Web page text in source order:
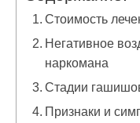
Стоимость
Негативное
наркомана
Стадии
Признаки и